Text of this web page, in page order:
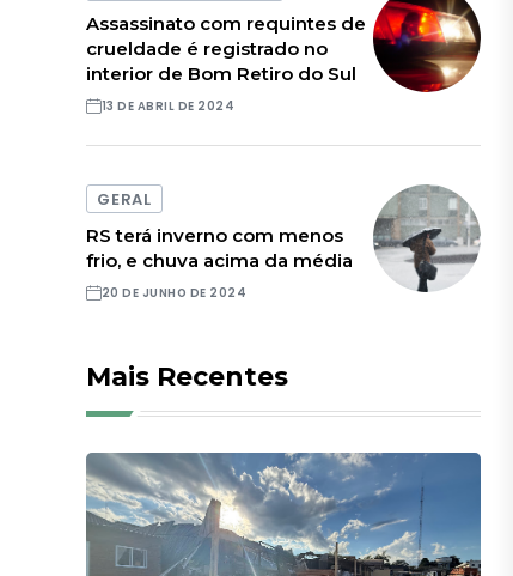
Assassinato com requintes de
crueldade é registrado no
interior de Bom Retiro do Sul
13 DE ABRIL DE 2024
GERAL
RS terá inverno com menos
frio, e chuva acima da média
20 DE JUNHO DE 2024
Mais Recentes